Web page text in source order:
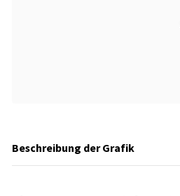
Beschreibung der Grafik